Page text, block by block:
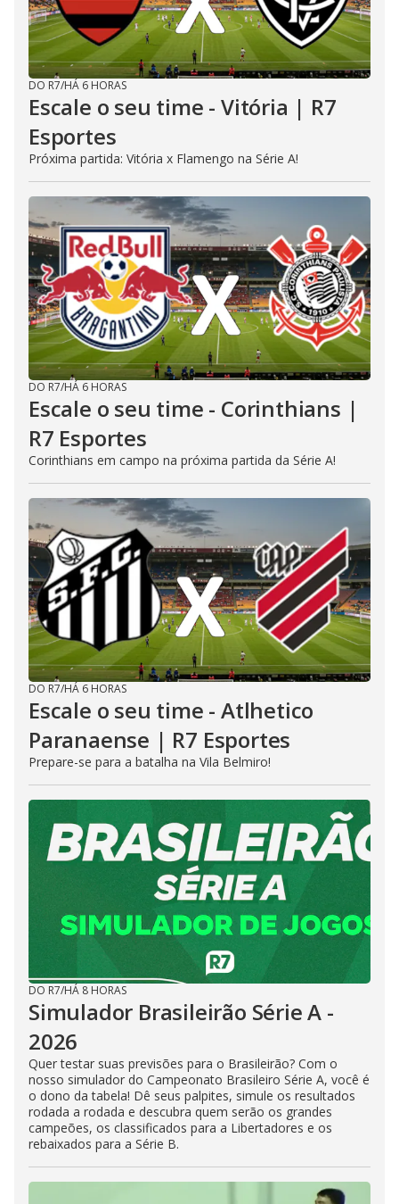
DO R7/HÁ 6 HORAS
Escale o seu time - Vitória | R7
Esportes
Próxima partida: Vitória x Flamengo na Série A!
DO R7/HÁ 6 HORAS
Escale o seu time - Corinthians |
R7 Esportes
Corinthians em campo na próxima partida da Série A!
DO R7/HÁ 6 HORAS
Escale o seu time - Atlhetico
Paranaense | R7 Esportes
Prepare-se para a batalha na Vila Belmiro!
DO R7/HÁ 8 HORAS
Simulador Brasileirão Série A -
2026
Quer testar suas previsões para o Brasileirão? Com o
nosso simulador do Campeonato Brasileiro Série A, você é
o dono da tabela! Dê seus palpites, simule os resultados
rodada a rodada e descubra quem serão os grandes
campeões, os classificados para a Libertadores e os
rebaixados para a Série B.